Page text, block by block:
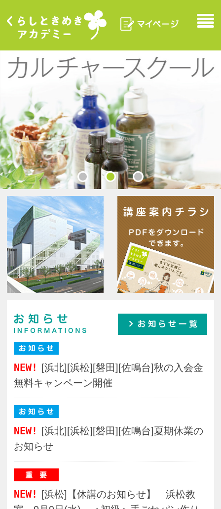
くらしときめきアカデ
マイページ Menu
各施設
講座案内チラシ／
PDFをダウンロード
できます。
お知らせ お知らせ一覧
NEW! [浜北][浜松][磐田][佐鳴台]秋の入会金
無料キャンペーン開催
お知らせ
NEW! [浜松]【休講のお知らせ】 浜松教
室 9月9日(水) ＜初級＞手ごねパン作り
［カルツオーネ］
NEW! 【重要】受講料等の口座振替・クレ
ジットカード決済に関するお知らせ
[浜松]【重要】チラシ掲載講座の日程誤りに
関するお詫びと訂正